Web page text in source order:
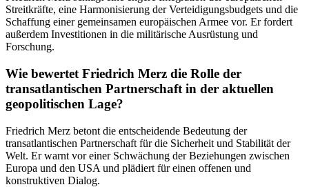
Streitkräfte, eine Harmonisierung der Verteidigungsbudgets und die
Schaffung einer gemeinsamen europäischen Armee vor. Er fordert
außerdem Investitionen in die militärische Ausrüstung und
Forschung.
Wie bewertet Friedrich Merz die Rolle der
transatlantischen Partnerschaft in der aktuellen
geopolitischen Lage?
Friedrich Merz betont die entscheidende Bedeutung der
transatlantischen Partnerschaft für die Sicherheit und Stabilität der
Welt. Er warnt vor einer Schwächung der Beziehungen zwischen
Europa und den USA und plädiert für einen offenen und
konstruktiven Dialog.